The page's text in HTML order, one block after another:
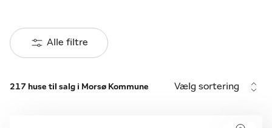
Alle filtre
217 huse til salg i Morsø Kommune Vælg sortering